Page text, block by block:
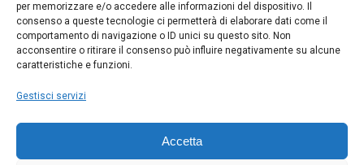
per memorizzare e/o accedere alle informazioni del dispositivo. Il
consenso a queste tecnologie ci permetterà di elaborare dati come il
comportamento di navigazione o ID unici su questo sito. Non
acconsentire o ritirare il consenso può influire negativamente su alcune
caratteristiche e funzioni.
Gestisci servizi
Accetta
La Società ha nominato il Responsabile della Protezione dei Dati Personali (DPO), figura specializzata che vigila sulle modalità adottate dalla
nostra Società per tutelare i Suoi dati personali.